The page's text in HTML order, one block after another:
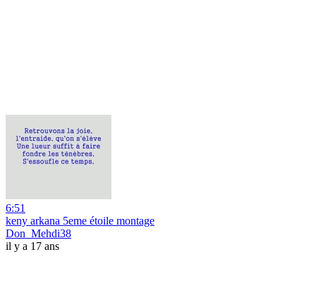
6:51
keny arkana 5eme étoile montage
Don_Mehdi38
il y a 17 ans